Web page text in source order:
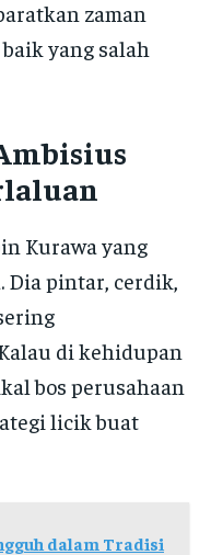
zaman
yang salah
Kurawa yang
Dia pintar, cerdik,
di kehidupan
bos perusahaan
licik buat
dalam Tradisi